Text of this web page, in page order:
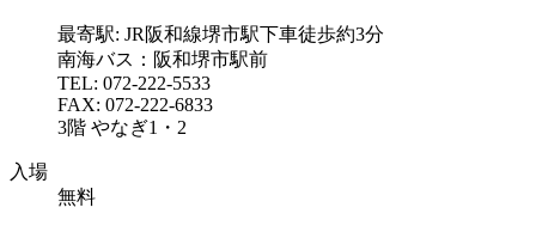
最寄駅: JR阪和線堺市駅下車徒歩約3分
南海バス：阪和堺市駅前
TEL: 072-222-5533
FAX: 072-222-6833
3階 やなぎ1・2
入場
無料